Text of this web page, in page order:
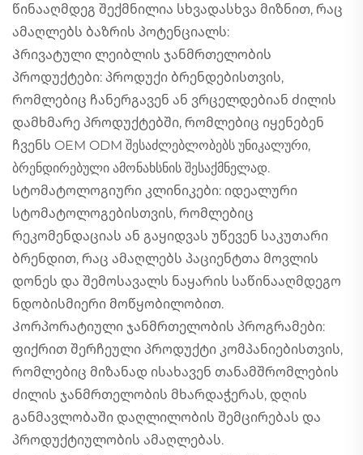
წინააღმდეგ შექმნილია სხვადასხვა მიზნით, რაც
ამაღლებს ბაზრის პოტენციალს:
Პრივატული ლეიბლის ჯანმრთელობის
პროდუქტები: პროდუქი ბრენდებისთვის,
რომლებიც ჩანერგავენ ან ვრცელდებიან ძილის
დამხმარე პროდუქტებში, რომლებიც იყენებენ
ჩვენს OEM ODM შესაძლებლობებს უნიკალური,
ბრენდირებული ამონახსნის შესაქმნელად.
Სტომატოლოგიური კლინიკები: იდეალური
სტომატოლოგებისთვის, რომლებიც
რეკომენდაციას ან გაყიდვას უწევენ საკუთარი
ბრენდით, რაც ამაღლებს პაციენტთა მოვლის
დონეს და შემოსავალს ნაყარის საწინააღმდეგო
ნდობისმიერი მოწყობილობით.
Კორპორატიული ჯანმრთელობის პროგრამები:
ფიქრით შერჩეული პროდუქტი კომპანიებისთვის,
რომლებიც მიზანად ისახავენ თანამშრომლების
ძილის ჯანმრთელობის მხარდაჭერას, დღის
განმავლობაში დაღლილობის შემცირებას და
პროდუქტიულობის ამაღლებას.